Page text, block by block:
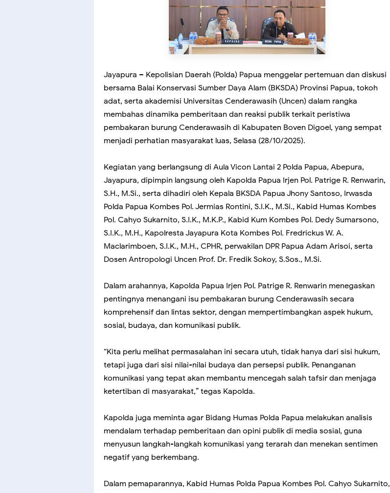
Jayapura – Kepolisian Daerah (Polda) Papua menggelar pertemuan dan diskusi
bersama Balai Konservasi Sumber Daya Alam (BKSDA) Provinsi Papua, tokoh
adat, serta akademisi Universitas Cenderawasih (Uncen) dalam rangka
membahas dinamika pemberitaan dan reaksi publik terkait peristiwa
pembakaran burung Cenderawasih di Kabupaten Boven Digoel, yang sempat
menjadi perhatian masyarakat luas, Selasa (28/10/2025).
Kegiatan yang berlangsung di Aula Vicon Lantai 2 Polda Papua, Abepura,
Jayapura, dipimpin langsung oleh Kapolda Papua Irjen Pol. Patrige R. Renwarin,
S.H., M.Si., serta dihadiri oleh Kepala BKSDA Papua Jhony Santoso, Irwasda
Polda Papua Kombes Pol. Jermias Rontini, S.I.K., M.Si., Kabid Humas Kombes
Pol. Cahyo Sukarnito, S.I.K., M.K.P., Kabid Kum Kombes Pol. Dedy Sumarsono,
S.I.K., M.H., Kapolresta Jayapura Kota Kombes Pol. Fredrickus W. A.
Maclarimboen, S.I.K., M.H., CPHR, perwakilan DPR Papua Adam Arisoi, serta
Dosen Antropologi Uncen Prof. Dr. Fredik Sokoy, S.Sos., M.Si.
Dalam arahannya, Kapolda Papua Irjen Pol. Patrige R. Renwarin menegaskan
pentingnya menangani isu pembakaran burung Cenderawasih secara
komprehensif dan lintas sektor, dengan mempertimbangkan aspek hukum,
sosial, budaya, dan komunikasi publik.
“Kita perlu melihat permasalahan ini secara utuh, tidak hanya dari sisi hukum,
tetapi juga dari sisi nilai-nilai budaya dan persepsi publik. Penanganan
komunikasi yang tepat akan membantu mencegah salah tafsir dan menjaga
ketertiban di masyarakat,” tegas Kapolda.
Kapolda juga meminta agar Bidang Humas Polda Papua melakukan analisis
mendalam terhadap pemberitaan dan opini publik di media sosial, guna
menyusun langkah-langkah komunikasi yang terarah dan menekan sentimen
negatif yang berkembang.
Dalam pemaparannya, Kabid Humas Polda Papua Kombes Pol. Cahyo Sukarnito,